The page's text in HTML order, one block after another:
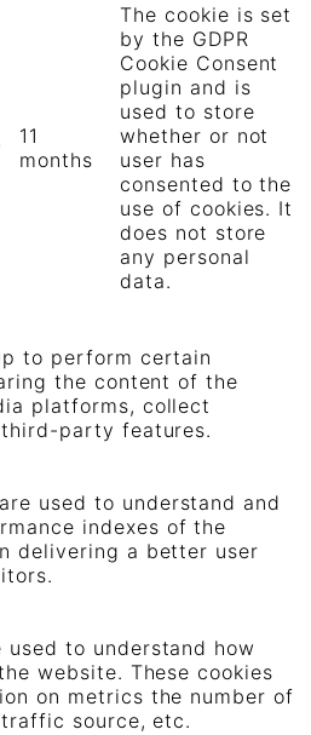
11
months
The cookie is set
by the GDPR
Cookie Consent
plugin and is
used to store
whether or not
user has
consented to the
use of cookies. It
does not store
any personal
data.
to perform certain
the content of the
platforms, collect
party features.
used to understand and
indexes of the
delivering a better user
to understand how
website. These cookies
on metrics the number of
source, etc.